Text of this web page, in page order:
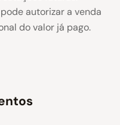
autorizar a venda
do valor já pago.